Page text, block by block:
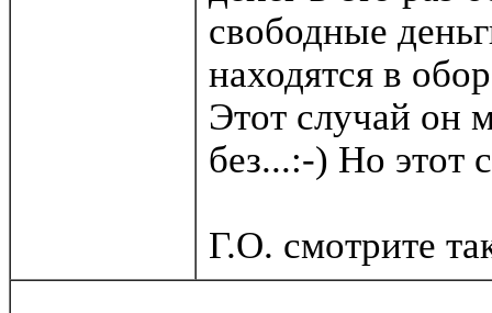
свободные
находятся в
Этот случай он
без...:-) Но этот
Г.О. смотрите